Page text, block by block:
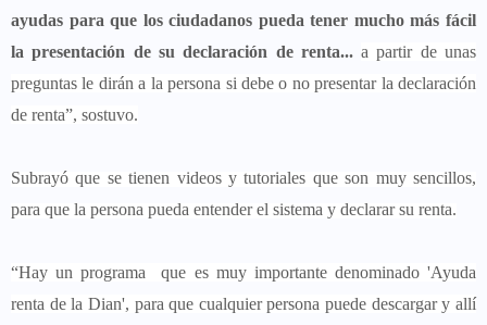
ayudas para que los ciudadanos pueda tener mucho más fácil
la presentación de su declaración de renta...a partir de unas
preguntas le dirán a la persona si debe o no presentar la declaración
de renta”, sostuvo.
Subrayó que se tienen videos y tutoriales que son muy sencillos,
para que la persona pueda entender el sistema y declarar su renta.
“Hay un programa que es muy importante denominado 'Ayuda
renta de la Dian', para que cualquier persona puede descargar y allí